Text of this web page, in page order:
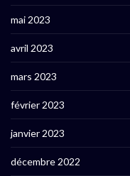
mai 2023
avril 2023
mars 2023
février 2023
janvier 2023
décembre 2022